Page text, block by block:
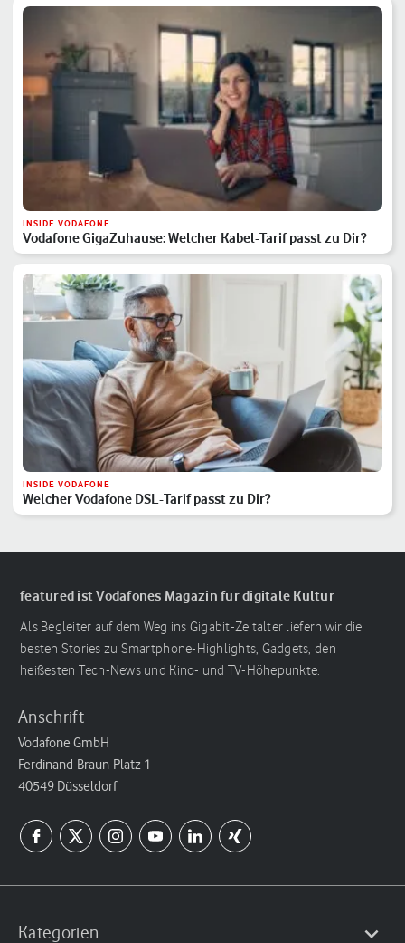
INSIDE VODAFONE
Vodafone GigaZuhause: Welcher Kabel-Tarif passt zu Dir?
INSIDE VODAFONE
Welcher Vodafone DSL-Tarif passt zu Dir?
featured ist Vodafones Magazin für digitale Kultur
Als Begleiter auf dem Weg ins Gigabit-Zeitalter liefern wir die
besten Stories zu Smartphone-Highlights, Gadgets, den
heißesten Tech-News und Kino- und TV-Höhepunkte.
Anschrift
Vodafone GmbH
Ferdinand-Braun-Platz 1
40549 Düsseldorf
Kategorien